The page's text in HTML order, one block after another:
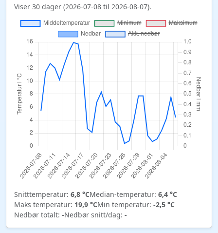
Viser 30 dager (2026-07-08 til 2026-08-07).
Snitttemperatur: 6,8 °CMedian-temperatur: 6,4 °C
Maks temperatur: 19,9 °CMin temperatur: -2,5 °C
Nedbør totalt: -Nedbør snitt/dag: -